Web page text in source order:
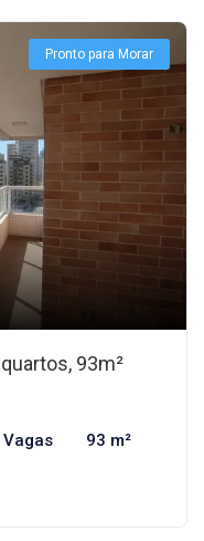
Pronto para Morar
93m²
Vagas 93 m²